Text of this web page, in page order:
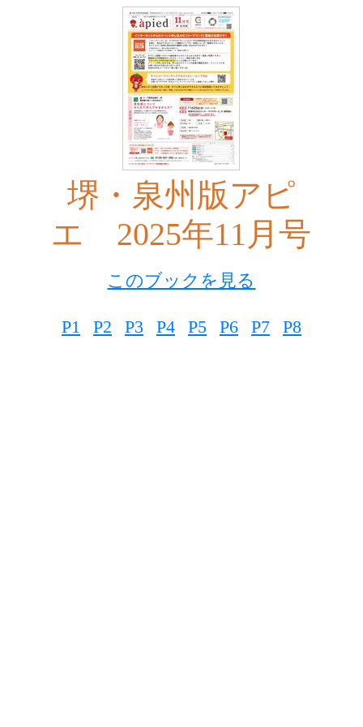
堺・泉州版アピ
エ 2025年11月号
このブックを見る
P1 P2 P3 P4 P5 P6 P7 P8